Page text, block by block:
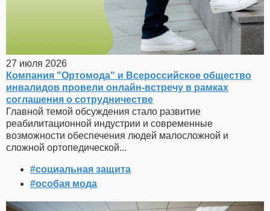
27 июля 2026
Компания "Ортомода" и Всероссийское общество
инвалидов провели онлайн-встречу в рамках
соглашения о сотрудничестве
Главной темой обсуждения стало развитие
реабилитационной индустрии и современные
возможности обеспечения людей малосложной и
сложной ортопедической...
#социальная защита
#особая мода